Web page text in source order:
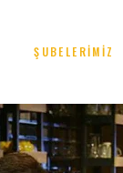
ŞUBELERİMİZ